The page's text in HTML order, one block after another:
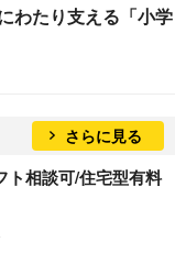
わたり支える「小学
さらに見る
ト相談可/住宅型有料